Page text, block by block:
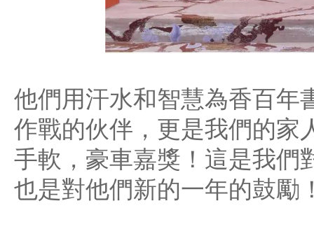
他們用汗水和智慧為香百年
作戰的伙伴，更是我們的家
手軟，豪車嘉獎！這是我們
也是對他們新的一年的鼓勵